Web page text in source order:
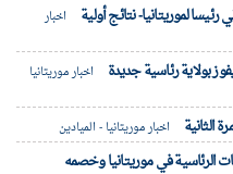
لموريتانيا- نتائج أولية
اخبار
بولاية رئاسية جديدة
اخبار موريتانيا
الثانية
اخبار موريتانيا - الميادين
الرئاسية في موريتانيا وخصمه